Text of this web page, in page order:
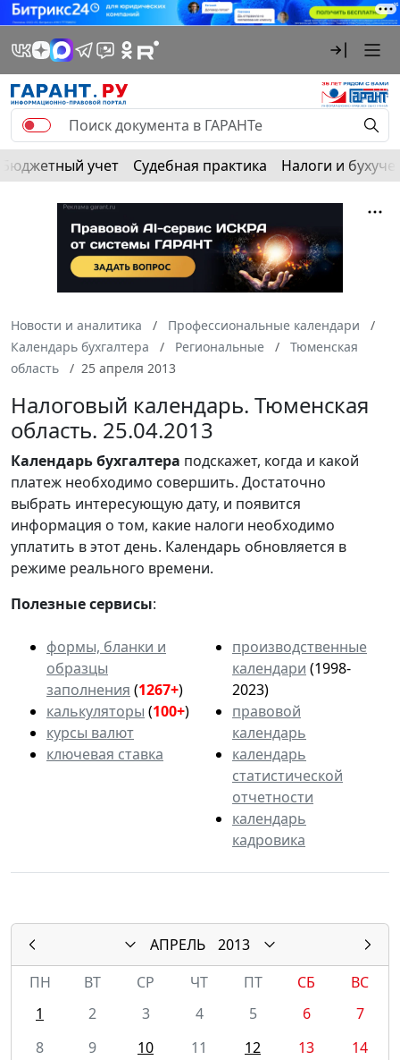
Бюджетный учет Судебная практика Налоги и
Новости и аналитика
Профессиональные календари
Календарь бухгалтера
Региональные
Тюменская
область
25 апреля 2013
Налоговый календарь. Тюменская
область. 25.04.2013
Календарьбухгалтера подскажет, когда и какой
платеж необходимо совершить. Достаточно
выбрать интересующую дату, и появится
информация о том, какие налоги необходимо
уплатить в этот день. Календарь обновляется в
режиме реального времени.
Полезные сервисы:
формы, бланки и
образцы
заполнения (1267+)
калькуляторы (100+)
курсы валют
ключевая ставка
производственные
календари (1998-
2023)
правовой
календарь
календарь
статистической
отчетности
календарь
кадровика
АПРЕЛЬ
2013
ПН
ВТ СР ЧТ ПТ СБ
ВС
1
2 3 4 5 6
7
8
9 10 11 12 13
14